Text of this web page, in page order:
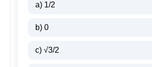
a) 1/2
b) 0
c) √3/2